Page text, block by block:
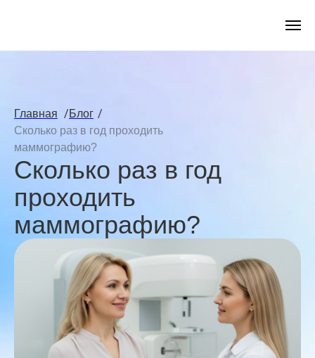
Главная /Блог /
Сколько раз в год проходить
маммографию?
Сколько раз в год
проходить
маммографию?